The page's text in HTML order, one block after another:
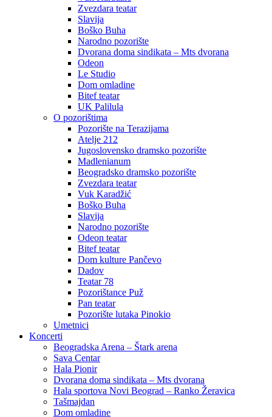
Zvezdara teatar
Slavija
Boško Buha
Narodno pozorište
Dvorana doma sindikata – Mts dvorana
Odeon
Le Studio
Dom omladine
Bitef teatar
UK Palilula
O pozorištima
Pozorište na Terazijama
Atelje 212
Jugoslovensko dramsko pozorište
Madlenianum
Beogradsko dramsko pozorište
Zvezdara teatar
Vuk Karadžić
Boško Buha
Slavija
Narodno pozorište
Odeon teatar
Bitef teatar
Dom kulture Pančevo
Dadov
Teatar 78
Pozorištance Puž
Pan teatar
Pozorište lutaka Pinokio
Umetnici
Koncerti
Beogradska Arena – Štark arena
Sava Centar
Hala Pionir
Dvorana doma sindikata – Mts dvorana
Hala sportova Novi Beograd – Ranko Žeravica
Tašmajdan
Dom omladine